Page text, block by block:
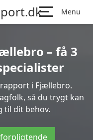
Menu
– få 3
i Fjællebro.
så du trygt kan
til dit behov.